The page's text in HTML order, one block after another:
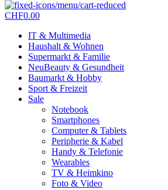
CHF0.00
IT & Multimedia
Haushalt & Wohnen
Supermarkt & Familie
NeuBeauty & Gesundheit
Baumarkt & Hobby
Sport & Freizeit
Sale
Notebook
Smartphones
Computer & Tablets
Peripherie & Kabel
Handy & Telefonie
Wearables
TV & Heimkino
Foto & Video